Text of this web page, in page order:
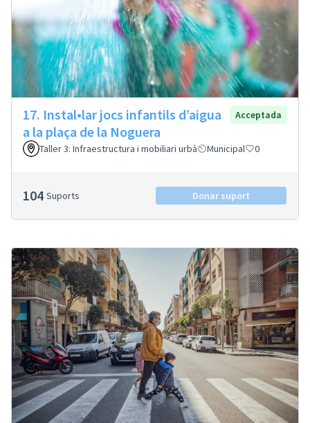
17. Instal•lar jocs infantils d’aigua
a la plaça de la Noguera
Acceptada
Taller 3: Infraestructura i mobiliari urbà Municipal 0
104 Suports Donar suport